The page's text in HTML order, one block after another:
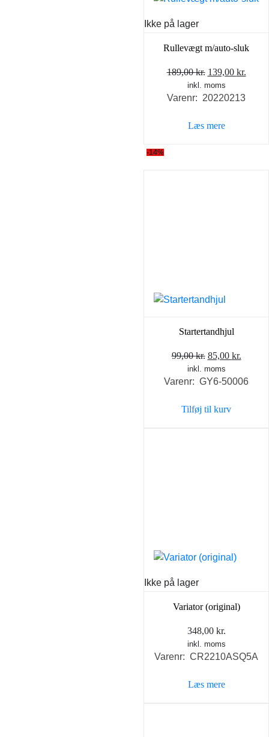
Ikke på lager
Rullevægt m/auto-sluk
189,00kr. Den
oprindelige
pris
189,00 kr..
139,00 kr.
pris
inkl. moms
Varenr: 20220213
Læs mere
-14%
Startertandhjul
99,00kr. Den
oprindelige
pris
99,00 kr..
85,00 kr.
pris
inkl. moms
Varenr: GY6-50006
Tilføj til kurv
Ikke på lager
Variator (original)
348,00 kr.
inkl. moms
Varenr: CR2210ASQ5A
Læs mere